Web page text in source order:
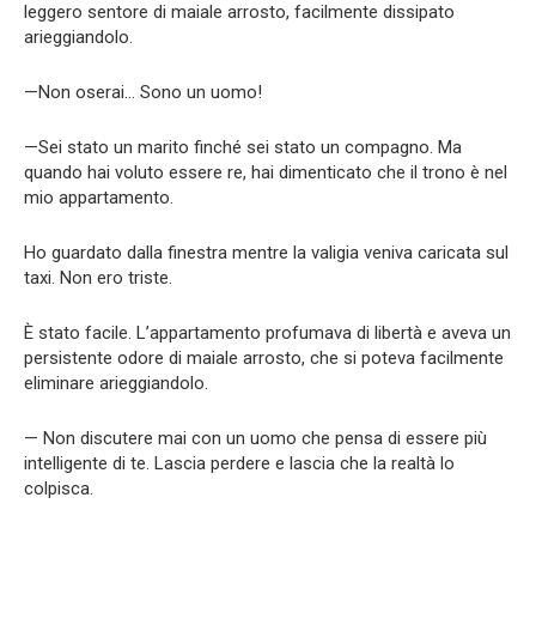
leggero sentore di maiale arrosto, facilmente dissipato
arieggiandolo.
—Non oserai… Sono un uomo!
—Sei stato un marito finché sei stato un compagno. Ma
quando hai voluto essere re, hai dimenticato che il trono è nel
mio appartamento.
Ho guardato dalla finestra mentre la valigia veniva caricata sul
taxi. Non ero triste.
È stato facile. L’appartamento profumava di libertà e aveva un
persistente odore di maiale arrosto, che si poteva facilmente
eliminare arieggiandolo.
— Non discutere mai con un uomo che pensa di essere più
intelligente di te. Lascia perdere e lascia che la realtà lo
colpisca.